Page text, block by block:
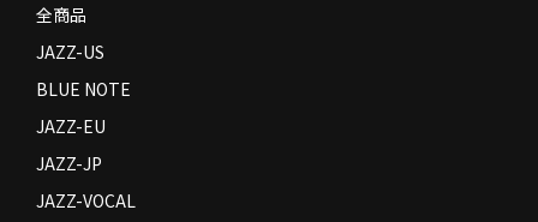
Contact
全商品
JAZZ-US
BLUE NOTE
JAZZ-EU
JAZZ-JP
JAZZ-VOCAL